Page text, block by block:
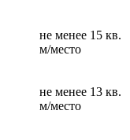
не менее 15 кв.
м/место
не менее 13 кв.
м/место